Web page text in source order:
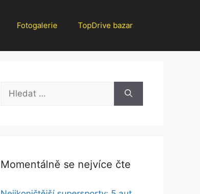
Fotogalerie TopDrive bazar
Hledat:
Momentálně se nejvíce čte